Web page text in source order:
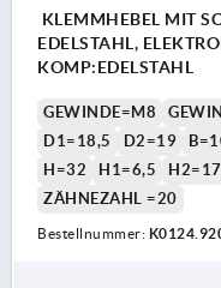
KLEMMHEBEL MIT
EDELSTAHL,
KOMP:EDELSTAHL
GEWINDE=M8
D1=18,5
D2=19
H=32
H1=6,5
ZÄHNEZAHL =20
Bestellnummer: